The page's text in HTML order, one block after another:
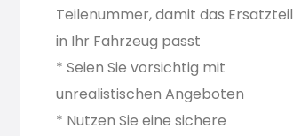
Teilenummer, damit das Ersatzteil
in Ihr Fahrzeug passt
* Seien Sie vorsichtig mit
unrealistischen Angeboten
* Nutzen Sie eine sichere